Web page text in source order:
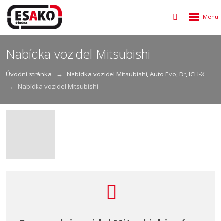
Vyhledávání
Rozbalení
Nabídka vozidel Mitsubishi
Úvodní stránka
Nabídka vozidel Mitsubishi, Auto Evo, Dr, ICH-X
Nabídka vozidel Mitsubishi